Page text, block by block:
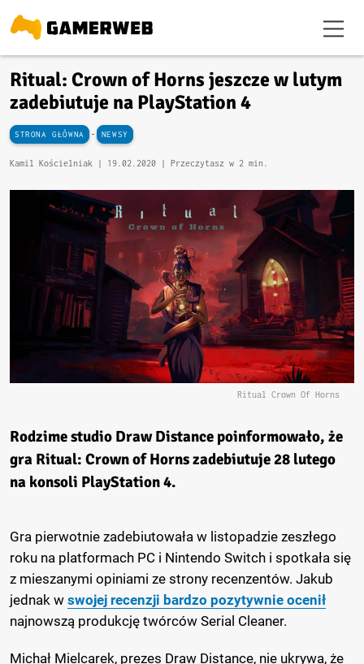
Ritual: Crown of Horns jeszcze w lutym
zadebiutuje na PlayStation 4
STRONA GŁÓWNA - NEWSY
Kamil Kościelniak | 19.02.2020 | Przeczytasz w 2 min.
Ritual Crown Of Horns
Rodzime studio Draw Distance poinformowało, że
gra Ritual: Crown of Horns zadebiutuje 28 lutego
na konsoli PlayStation 4.
Gra pierwotnie zadebiutowała w listopadzie zeszłego
roku na platformach PC i Nintendo Switch i spotkała się
z mieszanymi opiniami ze strony recenzentów. Jakub
jednak w swojej recenzji bardzo pozytywnie ocenił
najnowszą produkcję twórców Serial Cleaner.
Michał Mielcarek, prezes Draw Distance, nie ukrywa, że